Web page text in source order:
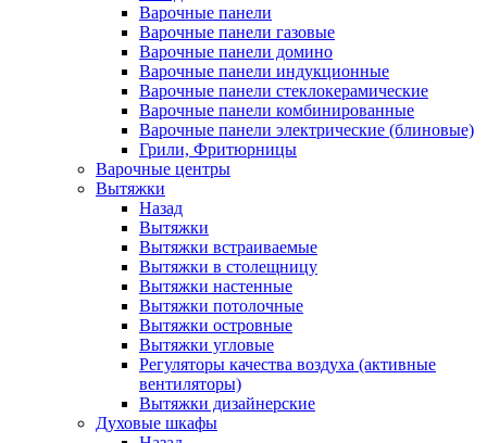
Варочные панели
Варочные панели газовые
Варочные панели домино
Варочные панели индукционные
Варочные панели стеклокерамические
Варочные панели комбинированные
Варочные панели электрические (блиновые)
Грили, Фритюрницы
Варочные центры
Вытяжки
Назад
Вытяжки
Вытяжки встраиваемые
Вытяжки в столещницу
Вытяжки настенные
Вытяжки потолочные
Вытяжки островные
Вытяжки угловые
Регуляторы качества воздуха (активные
вентиляторы)
Вытяжки дизайнерские
Духовые шкафы